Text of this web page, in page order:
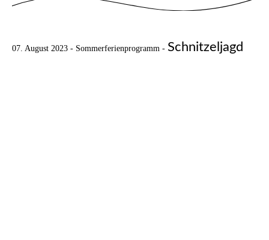
07. August 2023 - Sommerferienprogramm - Schnitzeljagd